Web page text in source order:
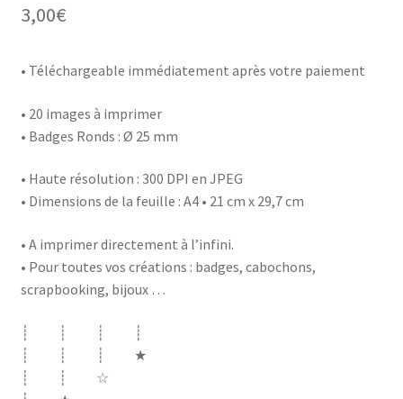
3,00€
• Téléchargeable immédiatement après votre paiement
• 20 images à imprimer
• Badges Ronds : Ø 25 mm
• Haute résolution : 300 DPI en JPEG
• Dimensions de la feuille : A4 • 21 cm x 29,7 cm
• A imprimer directement à l’infini.
• Pour toutes vos créations : badges, cabochons,
scrapbooking, bijoux …
┊ ┊ ┊ ┊
┊ ┊ ┊ ★
┊ ┊ ☆